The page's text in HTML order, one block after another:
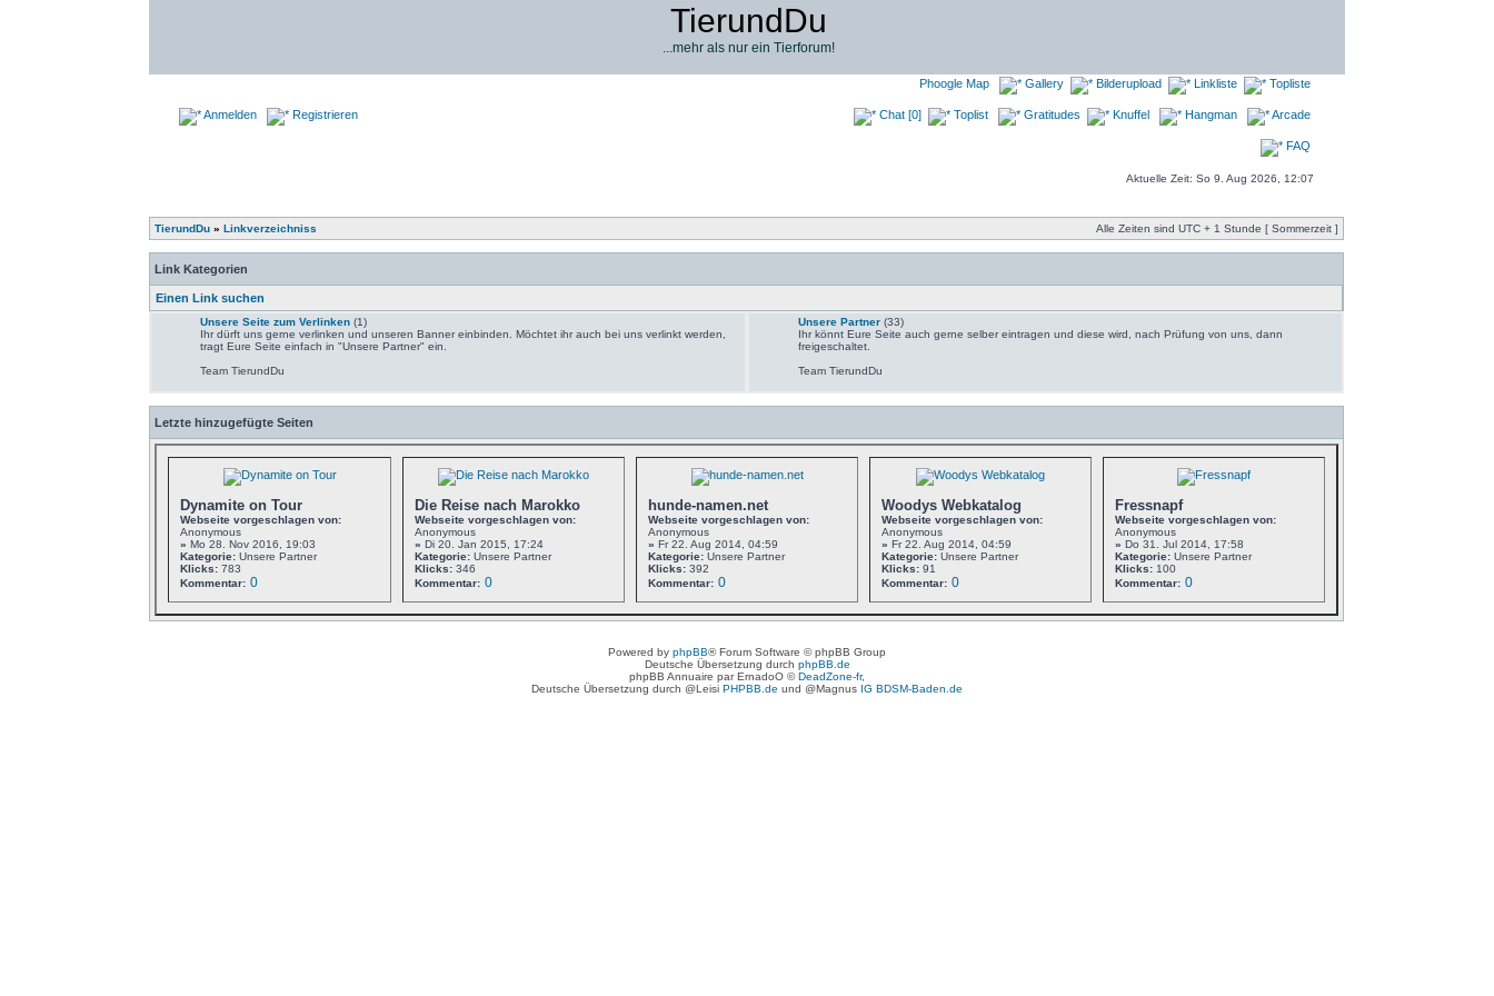
TierundDu
...mehr als nur ein Tierforum!
Anmelden Registrieren
Phoogle Map Gallery Bilderupload Linkliste Topliste
Chat [0] Toplist Gratitudes Knuffel Hangman Arcade
FAQ
Aktuelle Zeit: So 9. Aug 2026, 12:07
TierundDu »Linkverzeichniss Alle Zeiten sind UTC + 1 Stunde [ Sommerzeit ]
Link Kategorien
Einen Link suchen
Unsere Seite zum Verlinken (1)
Ihr dürft uns gerne verlinken und unseren Banner einbinden. Möchtet ihr auch bei uns verlinkt werden,
tragt Eure Seite einfach in "Unsere Partner" ein.
Team TierundDu
Unsere Partner (33)
Ihr könnt Eure Seite auch gerne selber eintragen und diese wird, nach Prüfung von uns, dann
freigeschaltet.
Team TierundDu
Letzte hinzugefügte Seiten
Dynamite on Tour
Webseite vorgeschlagen von:
Anonymous
» Mo 28. Nov 2016, 19:03
Kategorie: Unsere Partner
Klicks: 783
Kommentar: 0
Die Reise nach Marokko
Webseite vorgeschlagen von:
Anonymous
» Di 20. Jan 2015, 17:24
Kategorie: Unsere Partner
Klicks: 346
Kommentar: 0
hunde-namen.net
Webseite vorgeschlagen von:
Anonymous
» Fr 22. Aug 2014, 04:59
Kategorie: Unsere Partner
Klicks: 392
Kommentar: 0
Woodys Webkatalog
Webseite vorgeschlagen von:
Anonymous
» Fr 22. Aug 2014, 04:59
Kategorie: Unsere Partner
Klicks: 91
Kommentar: 0
Fressnapf
Webseite vorgeschlagen von:
Anonymous
» Do 31. Jul 2014, 17:58
Kategorie: Unsere Partner
Klicks: 100
Kommentar: 0
Powered by phpBB® Forum Software © phpBB Group
Deutsche Übersetzung durch phpBB.de
phpBB Annuaire par ErnadoO ©DeadZone-fr,
Deutsche Übersetzung durch @Leisi PHPBB.de und @Magnus IG BDSM-Baden.de